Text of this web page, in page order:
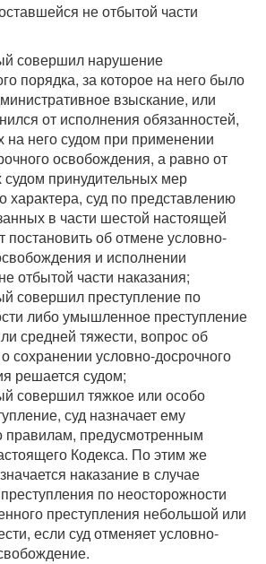
не отбытой части
совершил нарушение
порядка, за которое на него было
взыскание, или
от исполнения обязанностей,
на него судом при применении
освобождения, а равно от
судом принудительных мер
характера, суд по представлению
в части шестой настоящей
постановить об отмене условно-
и исполнении
отбытой части наказания;
совершил преступление по
либо умышленное преступление
средней тяжести, вопрос об
сохранении условно-досрочного
решается судом;
совершил тяжкое или особо
суд назначает ему
правилам, предусмотренным
Кодекса. По этим же
наказание в случае
по неосторожности
преступления небольшой или
если суд отменяет условно-